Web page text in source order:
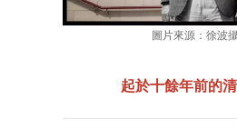
圖片來源：徐波
起於十餘年前的